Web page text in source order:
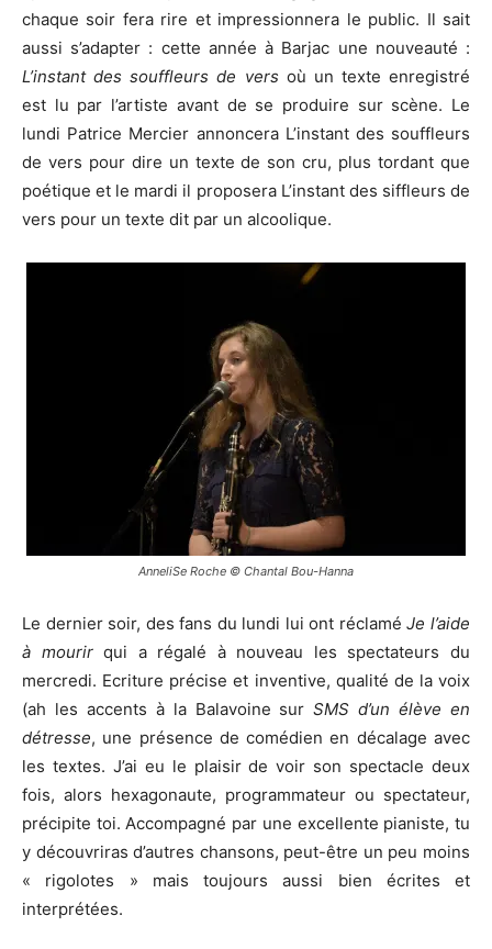
chaque soir fera rire et impressionnera le public. Il sait
aussi s’adapter : cette année à Barjac une nouveauté :
L’instant des souffleurs de vers où un texte enregistré
est lu par l’artiste avant de se produire sur scène. Le
lundi Patrice Mercier annoncera L’instant des souffleurs
de vers pour dire un texte de son cru, plus tordant que
poétique et le mardi il proposera L’instant des siffleurs de
vers pour un texte dit par un alcoolique.
AnneliSe Roche © Chantal Bou-Hanna
Le dernier soir, des fans du lundi lui ont réclaméJe l’aide
à mourirqui a régalé à nouveau les spectateurs du
mercredi. Ecriture précise et inventive, qualité de la voix
(ah les accents à la Balavoine surSMS d’un élève en
détresse, une présence de comédien en décalage avec
les textes. J’ai eu le plaisir de voir son spectacle deux
fois, alors hexagonaute, programmateur ou spectateur,
précipite toi. Accompagné par une excellente pianiste, tu
y découvriras d’autres chansons, peut-être un peu moins
« rigolotes » mais toujours aussi bien écrites et
interprétées.